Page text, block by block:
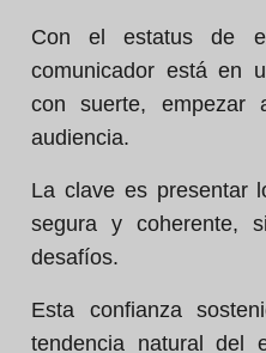
Con el estatus de
comunicador está en
con suerte,
audiencia.
La clave es presentar
segura y coherente,
desafíos.
Esta confianza
tendencia natural del